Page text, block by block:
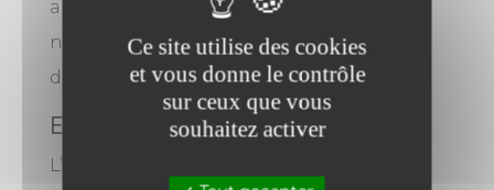
approche respecte aussi bien les
normes sanitaires que la
durabilité des installations.
Efficacité optimisée
L’eau pure et nos perches
Ce site utilise des cookies
et vous donne le contrôle
sur ceux que vous
souhaitez activer